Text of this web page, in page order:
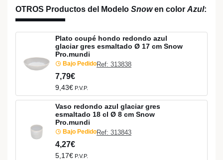
OTROS Productos del Modelo Snowen color Azul:
Plato coupé hondo redondo azul
glaciar gres esmaltado Ø 17 cm Snow
Pro.mundi
Bajo PedidoRef: 313838
7,79€
9,43€ P.V.P.
Vaso redondo azul glaciar gres
esmaltado 18 cl Ø 8 cm Snow
Pro.mundi
Bajo PedidoRef: 313843
4,27€
5,17€ P.V.P.